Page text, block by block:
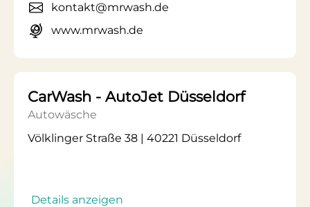
kontakt@mrwash.de
www.mrwash.de
CarWash - AutoJet Düsseldorf
Autowäsche
Völklinger Straße 38 | 40221 Düsseldorf
Details anzeigen